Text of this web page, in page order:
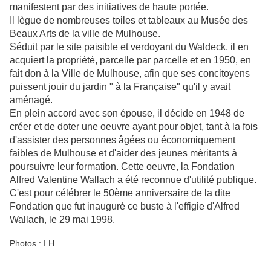
manifestent par des initiatives de haute portée.
Il lègue de nombreuses toiles et tableaux au Musée des
Beaux Arts de la ville de Mulhouse.
Séduit par le site paisible et verdoyant du Waldeck, il en
acquiert la propriété, parcelle par parcelle et en 1950, en
fait don à la Ville de Mulhouse, afin que ses concitoyens
puissent jouir du jardin " à la Française" qu'il y avait
aménagé.
En plein accord avec son épouse, il décide en 1948 de
créer et de doter une oeuvre ayant pour objet, tant à la fois
d'assister des personnes âgées ou économiquement
faibles de Mulhouse et d'aider des jeunes méritants à
poursuivre leur formation. Cette oeuvre, la Fondation
Alfred Valentine Wallach a été reconnue d'utilité publique.
C'est pour célébrer le 50ème anniversaire de la dite
Fondation que fut inauguré ce buste à l'effigie d'Alfred
Wallach, le 29 mai 1998.
Photos : I.H.